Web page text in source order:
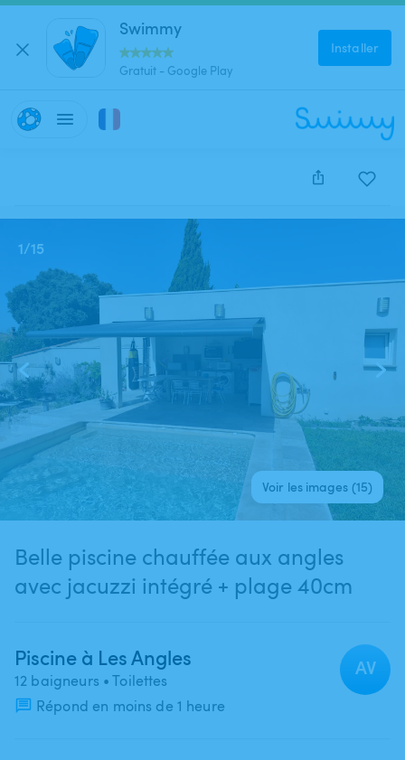
Swimmy
Gratuit - Google Play
Installer
Cette annonce est close et ne peut être réservée.
1/15
Voir les images (15)
Belle piscine chauffée aux angles
avec jacuzzi intégré + plage 40cm
Piscine à Les Angles
12 baigneurs • Toilettes
Répond en moins de 1 heure
AV